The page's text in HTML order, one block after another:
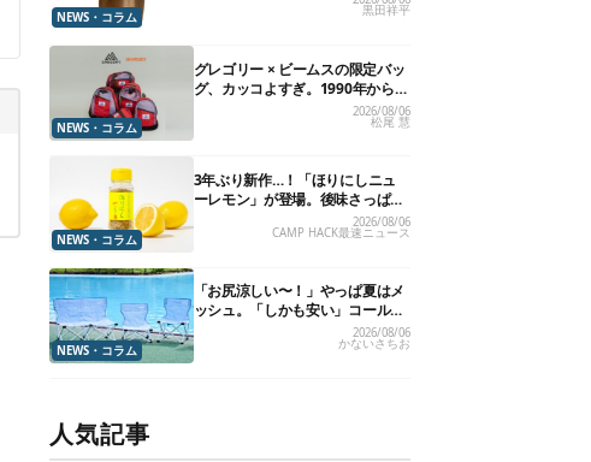
NEWS・コラム 黒田祥平
NEWS・コラム
グレゴリー × ビームスの限定バッ
グ、カッコよすぎ。1990年から“3
年のみ使用”されていた、紫タグ
2026/08/06
松尾 慧
NEWS・コラム
3年ぶり新作…！「ほりにしニュ
ーレモン」が登場。後味さっぱり
の万能スパイス！【8月21日発
2026/08/06
CAMP HACK最速ニュース
NEWS・コラム
「お尻涼しい〜！」やっぱ夏はメ
ッシュ。「しかも安い」コールマ
ン今年の新作は、カラーもさわや
かです
2026/08/06
かないさちお
人気記事